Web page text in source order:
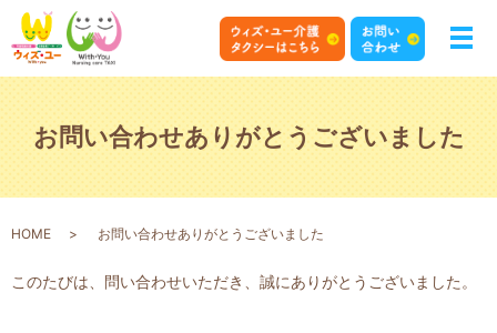
お問い合わせありがとうございました
HOME お問い合わせありがとうございました
このたびは、問い合わせいただき、誠にありがとうございました。